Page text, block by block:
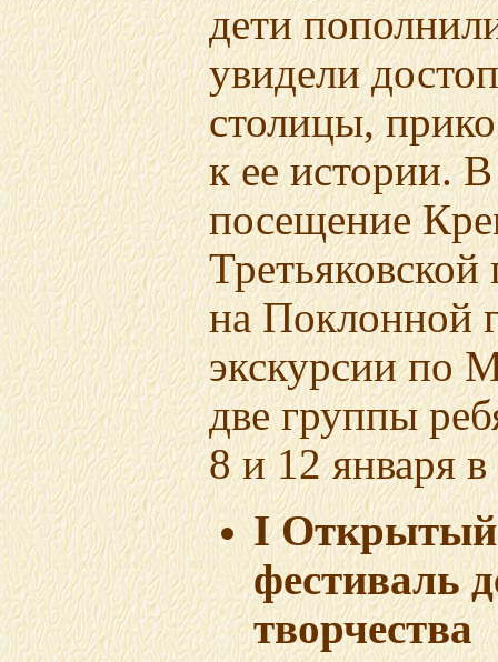
дети
увидели
столицы,
к ее истории.
посещение
Третьяковской
на Поклонной
экскурсии по
две группы
8 и 12 января в
I
фестиваль
творчества